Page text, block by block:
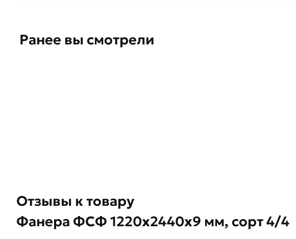
Ранее вы смотрели
Отзывы к товару
Фанера ФСФ 1220х2440х9 мм, сорт 4/4